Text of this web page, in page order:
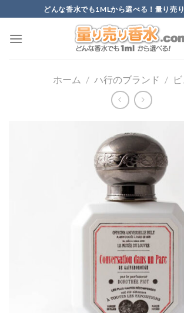
to
content
どんな香水でも1MLから選べる！量り売
ホーム / ハ行のブランド /